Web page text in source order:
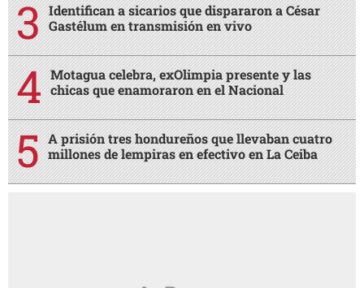
Identifican a sicarios que dispararon a César
Gastélum en transmisión en vivo
Motagua celebra, exOlimpia presente y las
chicas que enamoraron en el Nacional
A prisión tres hondureños que llevaban cuatro
millones de lempiras en efectivo en La Ceiba